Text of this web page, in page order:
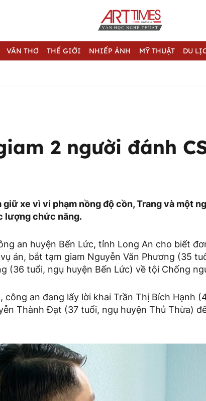
VĂN THƠ THẾ GIỚI NHIẾP ẢNH MỸ THUẬT DU
2 người đánh
giữ xe vì vi phạm nồng độ cồn, Trang và một
lượng chức năng.
an huyện Bến Lức, tỉnh Long An cho biết
án, bắt tạm giam Nguyễn Văn Phương (35
(36 tuổi, ngụ huyện Bến Lức) về tội Chống
công an đang lấy lời khai Trần Thị Bích Hạnh
Thành Đạt (37 tuổi, ngụ huyện Thủ Thừa)